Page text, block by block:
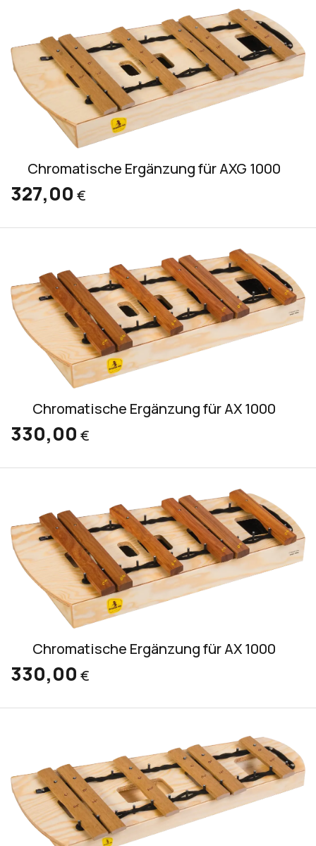
Chromatische Ergänzung für AXG 1000
327,00 €
Chromatische Ergänzung für AX 1000
330,00 €
Chromatische Ergänzung für AX 1000
330,00 €